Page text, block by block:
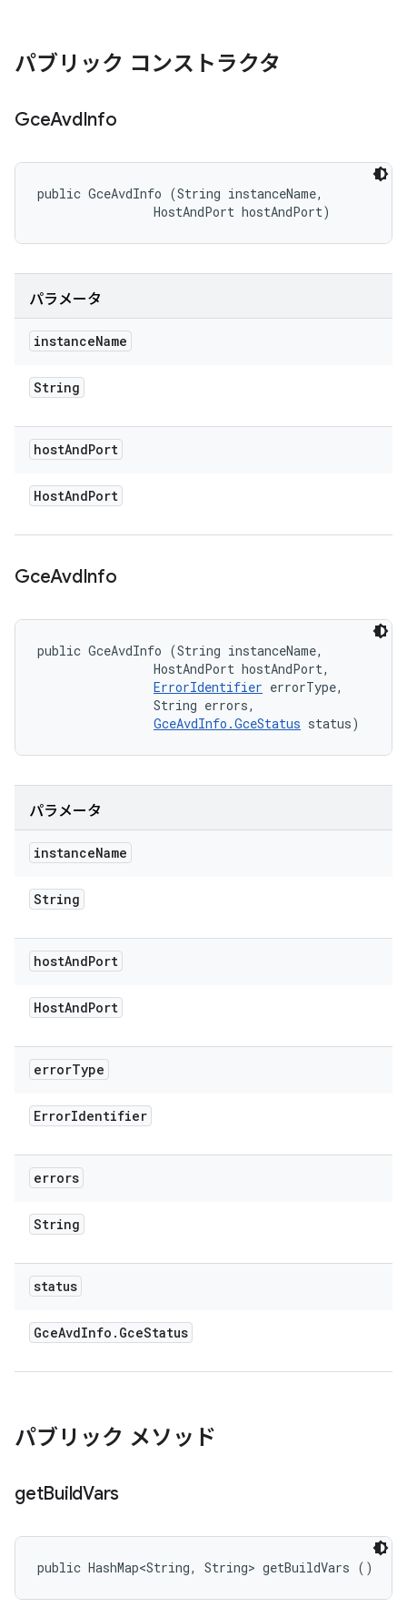
パブリック コンストラクタ
GceAvdInfo
public GceAvdInfo (String instanceName,
                HostAndPort hostAndPort)
パラメータ
instanceName
String
hostAndPort
HostAndPort
GceAvdInfo
public GceAvdInfo (String instanceName,
                HostAndPort hostAndPort,
ErrorIdentifier errorType,
                String errors,
GceAvdInfo.GceStatus status)
パラメータ
instanceName
String
hostAndPort
HostAndPort
errorType
ErrorIdentifier
errors
String
status
GceAvdInfo . GceStatus
パブリック メソッド
getBuildVars
public HashMap<String, String> getBuildVars ()